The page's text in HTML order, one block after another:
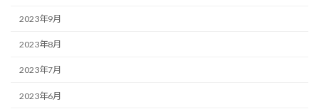
2023年9月
2023年8月
2023年7月
2023年6月